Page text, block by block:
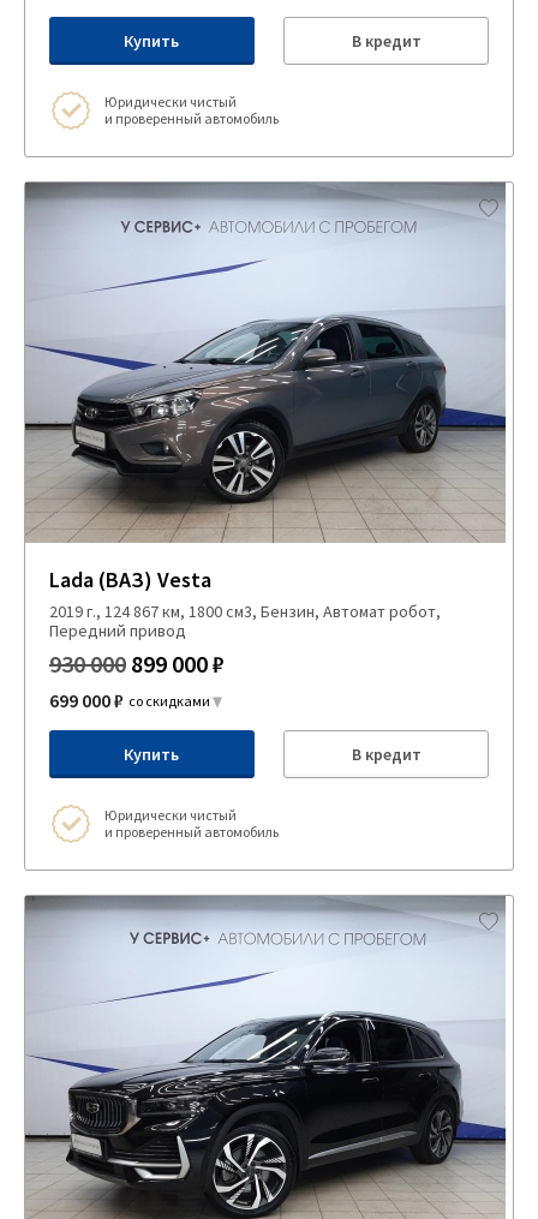
Купить В кредит
Юридически чистый
и проверенный автомобиль
Lada (ВАЗ) Vesta
2019 г., 124 867 км, 1800 см3, Бензин, Автомат робот,
Передний привод
930 000 899 000 ₽
699 000 ₽ со скидками
Купить В кредит
Юридически чистый
и проверенный автомобиль